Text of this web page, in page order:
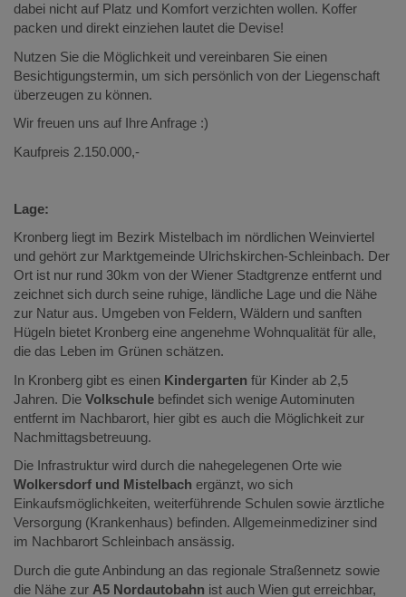
dabei nicht auf Platz und Komfort verzichten wollen. Koffer
packen und direkt einziehen lautet die Devise!
Nutzen Sie die Möglichkeit und vereinbaren Sie einen
Besichtigungstermin, um sich persönlich von der Liegenschaft
überzeugen zu können.
Wir freuen uns auf Ihre Anfrage :)
Kaufpreis 2.150.000,-
Lage:
Kronberg liegt im Bezirk Mistelbach im nördlichen Weinviertel
und gehört zur Marktgemeinde Ulrichskirchen-Schleinbach. Der
Ort ist nur rund 30km von der Wiener Stadtgrenze entfernt und
zeichnet sich durch seine ruhige, ländliche Lage und die Nähe
zur Natur aus. Umgeben von Feldern, Wäldern und sanften
Hügeln bietet Kronberg eine angenehme Wohnqualität für alle,
die das Leben im Grünen schätzen.
In Kronberg gibt es einen Kindergarten für Kinder ab 2,5
Jahren. Die Volkschule befindet sich wenige Autominuten
entfernt im Nachbarort, hier gibt es auch die Möglichkeit zur
Nachmittagsbetreuung.
Die Infrastruktur wird durch die nahegelegenen Orte wie
Wolkersdorf und Mistelbach ergänzt, wo sich
Einkaufsmöglichkeiten, weiterführende Schulen sowie ärztliche
Versorgung (Krankenhaus) befinden. Allgemeinmediziner sind
im Nachbarort Schleinbach ansässig.
Durch die gute Anbindung an das regionale Straßennetz sowie
die Nähe zur A5 Nordautobahn ist auch Wien gut erreichbar,